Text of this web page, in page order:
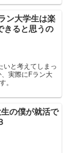
ン大学生は楽
きると思うの
いと考えてしまっ
実際にFラン大
。
生の僕が就活で